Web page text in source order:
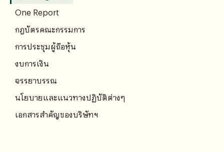
One Report
กฎบัตรคณะกรรมการ
การประชุมผู้ถือหุ้น
งบการเงิน
จรรยาบรรณ
นโยบายและแนวทางปฏิบัติต่างๆ
เอกสารสำคัญของบริษัทฯ